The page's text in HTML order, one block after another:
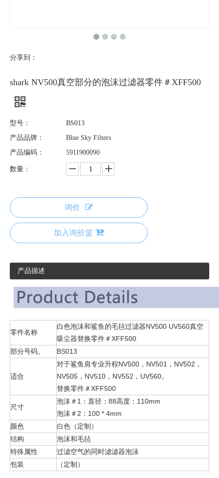
分享到：
shark NV500真空部分的泡沫过滤器零件＃XFF500
型号：
BS013
产品品牌：
Blue Sky Filters
产品编码：
5911900090
数量：
询价
加入询价篮
产品描述
零件名称
白色泡沫和鲨鱼的毛毡过滤器NV500 UV560真空
吸尘器替换零件＃XFF500
部分号码。
BS013
适合
对于鲨鱼肩专业升程NV500，NV501，NV502，
NV505，NV510，NV552，UV560。
替换零件＃XFF500
尺寸
泡沫＃1：直径：88高度：110mm
泡沫＃2：100 * 4mm
颜色
白色（定制）
结构
泡沫和毛毡
特殊属性
过滤空气的同时滤滤器泡沫
包装
（定制）